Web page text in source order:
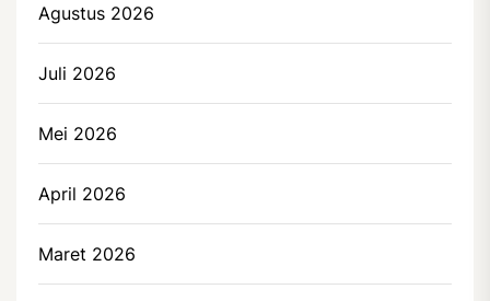
Agustus 2026
Juli 2026
Mei 2026
April 2026
Maret 2026